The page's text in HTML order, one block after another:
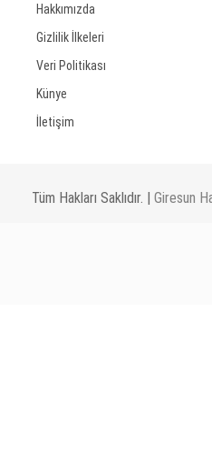
Hakkımızda
Gizlilik İlkeleri
Veri Politikası
Künye
İletişim
Tüm Hakları Saklıdır. | Giresun